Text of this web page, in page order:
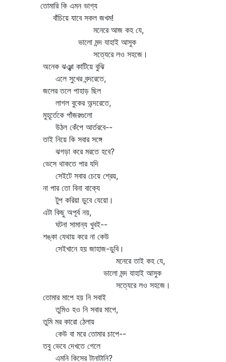
তোমারি কি এমন ভাগ্য
বাঁচিয়ে যাবে সকল জখম!
মনেরে আজ কহ যে,
ভালো মন্দ যাহাই আসুক
সত্যেরে লও সহজে।
অনেক ঝঞ্ঝা কাটিয়ে বুঝি
এলে সুখের বন্দরেতে,
জলের তলে পাহাড় ছিল
লাগল বুকের অন্দরেতে,
মুহূর্তেকে পাঁজরগুলো
উঠল কেঁপে আর্তরবে--
তাই নিয়ে কি সবার সঙ্গে
ঝগড়া করে মরতে হবে?
ভেসে থাকতে পার যদি
সেইটে সবার চেয়ে শ্রেয়,
না পার তো বিনা বাক্যে
টুপ করিয়া ডুবে যেয়ো।
এটা কিছু অপূর্ব নয়,
ঘটনা সামান্য খুবই--
শঙ্কা যেথায় করে না কেউ
সেইখানে হয় জাহাজ-ডুবি।
মনেরে তাই কহ যে,
ভালো মন্দ যাহাই আসুক
সত্যেরে লও সহজে।
তোমার মাপে হয় নি সবাই
তুমিও হও নি সবার মাপে,
তুমি মর কারো ঠেলায়
কেউ বা মরে তোমার চাপে--
তবু ভেবে দেখতে গেলে
এমনি কিসের টানাটানি?